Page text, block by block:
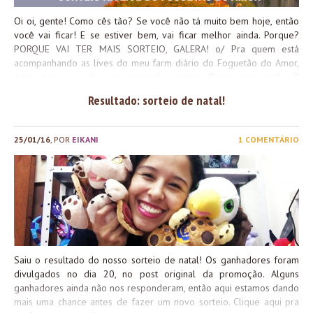
Oi oi, gente! Como cês tão? Se você não tá muito bem hoje, então
você vai ficar! E se estiver bem, vai ficar melhor ainda. Porque?
PORQUE VAI TER MAIS SORTEIO, GALERA! o/ Pra quem está
acompanhando as lives do meu farm diário do Foguetão do Amor,
um Tigrinho Espectral e se você perdeu o sorteio daquela vez, vê
prêmios! Não esqueça de chamar seus amigos para participar com
você! Boa sorte a todos e até amanhã! Beijo da Blunie.
Resultado: sorteio de natal!
25/01/16 , POR EIKANI 1 COMENTÁRIO
Saiu o resultado do nosso sorteio de natal! Os ganhadores foram
divulgados no dia 20, no post original da promoção. Alguns
ganhadores ainda não nos responderam, então aqui estamos dando
mais uma chance antes de fazer um novo sorteio. Clique aqui pra